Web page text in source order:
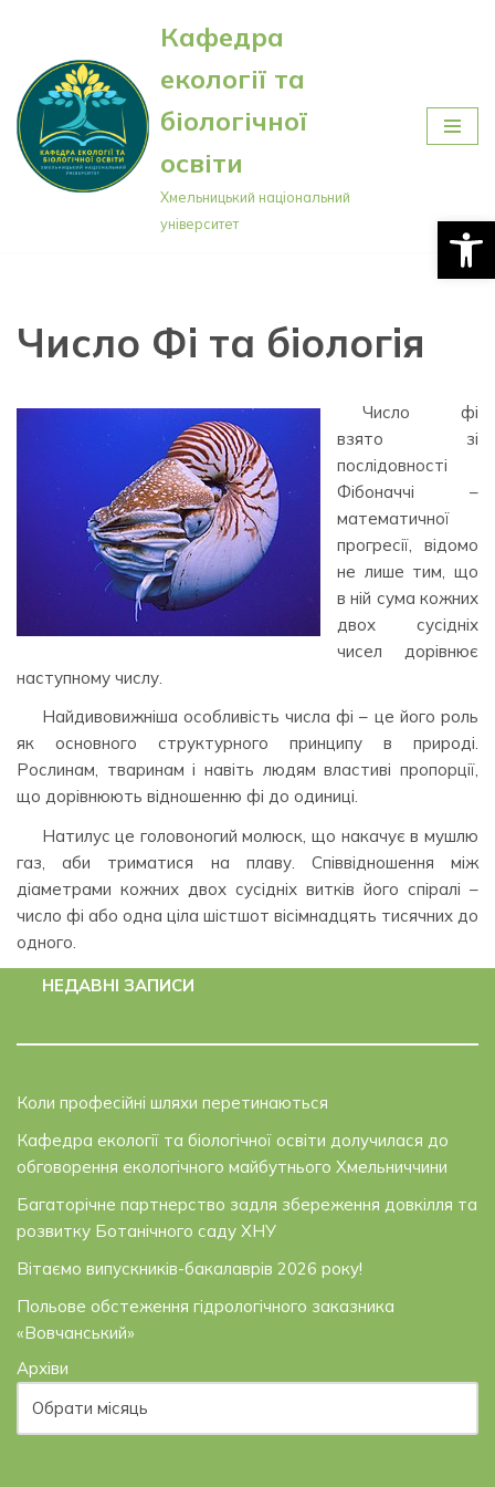
Перейти
до
вмісту
Кафедра
екології та
біологічної
освіти
Хмельницький національний
університет
Число Фі та біологія
Число фі
взято зі
послідовності
Фібоначчі –
математичної
прогресії, відомо
не лише тим, що
в ній сума кожних
двох сусідніх
чисел дорівнює
наступному числу.
Найдивовижніша особливість числа фі – це його роль
як основного структурного принципу в природі.
Рослинам, тваринам і навіть людям властиві пропорції,
що дорівнюють відношенню фі до одиниці.
Натилус це головоногий молюск, що накачує в мушлю
газ, аби триматися на плаву. Співвідношення між
діаметрами кожних двох сусідніх витків його спіралі –
число фі або одна ціла шістшот вісімнадцять тисячних до
одного.
НЕДАВНІ ЗАПИСИ
Коли професійні шляхи перетинаються
Кафедра екології та біологічної освіти долучилася до
обговорення екологічного майбутнього Хмельниччини
Багаторічне партнерство задля збереження довкілля та
розвитку Ботанічного саду ХНУ
Вітаємо випускників-бакалаврів 2026 року!
Польове обстеження гідрологічного заказника
«Вовчанський»
Архіви